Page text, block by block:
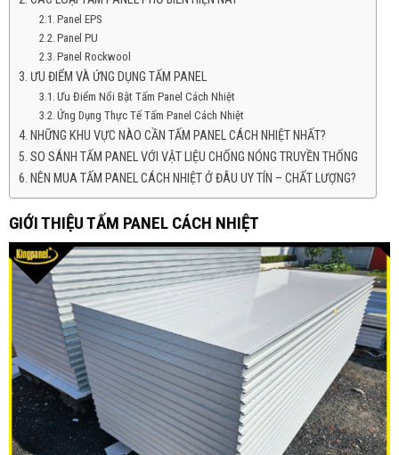
Panel EPS
Panel PU
Panel Rockwool
ƯU ĐIỂM VÀ ỨNG DỤNG TẤM PANEL
Ưu Điểm Nổi Bật Tấm Panel Cách Nhiệt
Ứng Dụng Thực Tế Tấm Panel Cách Nhiệt
NHỮNG KHU VỰC NÀO CẦN TẤM PANEL CÁCH NHIỆT NHẤT?
SO SÁNH TẤM PANEL VỚI VẬT LIỆU CHỐNG NÓNG TRUYỀN THỐNG
NÊN MUA TẤM PANEL CÁCH NHIỆT Ở ĐÂU UY TÍN – CHẤT LƯỢNG?
GIỚI THIỆU TẤM PANEL CÁCH NHIỆT